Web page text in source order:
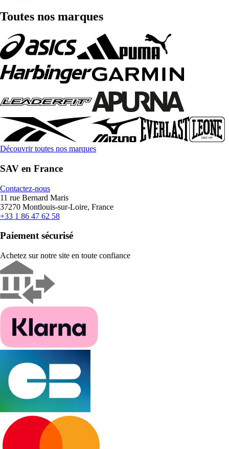
Toutes nos marques
Découvrir toutes nos marques
SAV en France
Contactez-nous
11 rue Bernard Maris
37270 Montlouis-sur-Loire, France
+33 1 86 47 62 58
Paiement sécurisé
Achetez sur notre site en toute confiance